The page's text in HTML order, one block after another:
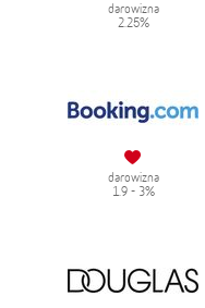
darowizna
2.25%
darowizna
1.9 - 3%